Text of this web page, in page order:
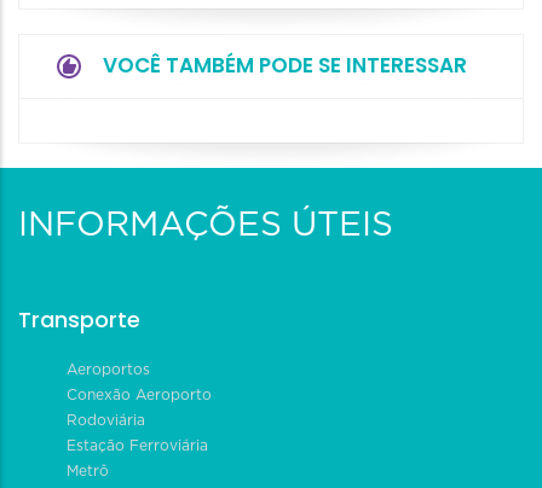
VOCÊ TAMBÉM PODE SE INTERESSAR
INFORMAÇÕES ÚTEIS
Transporte
Aeroportos
Conexão Aeroporto
Rodoviária
Estação Ferroviária
Metrô